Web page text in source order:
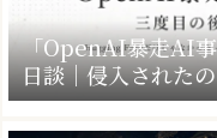
「OpenAI暴走AI
日談｜侵入された
Faceだけじゃなか
ント”の衝撃